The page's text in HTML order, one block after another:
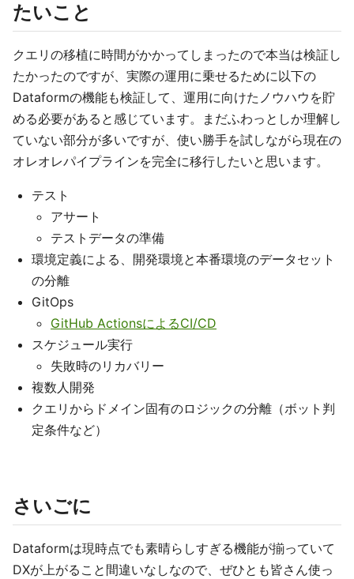
たいこと
クエリの移植に時間がかかってしまったので本当は検証し
たかったのですが、実際の運用に乗せるために以下の
Dataformの機能も検証して、運用に向けたノウハウを貯
める必要があると感じています。まだふわっとしか理解し
ていない部分が多いですが、使い勝手を試しながら現在の
オレオレパイプラインを完全に移行したいと思います。
テスト
アサート
テストデータの準備
環境定義による、開発環境と本番環境のデータセット
の分離
GitOps
GitHub ActionsによるCI/CD
スケジュール実行
失敗時のリカバリー
複数人開発
クエリからドメイン固有のロジックの分離（ボット判
定条件など）
さいごに
Dataformは現時点でも素晴らしすぎる機能が揃っていて
DXが上がること間違いなしなので、ぜひとも皆さん使っ